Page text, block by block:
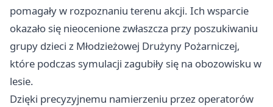
pomagały w rozpoznaniu terenu akcji. Ich wsparcie
okazało się nieocenione zwłaszcza przy poszukiwaniu
grupy dzieci z Młodzieżowej Drużyny Pożarniczej,
które podczas symulacji zagubiły się na obozowisku w
lesie.
Dzięki precyzyjnemu namierzeniu przez operatorów